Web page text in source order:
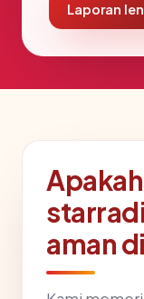
Laporan
Apakah
aman